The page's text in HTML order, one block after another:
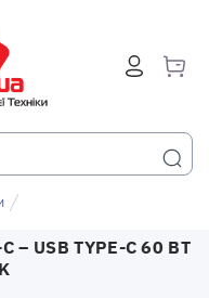
– USB TYPE-C 60 ВТ